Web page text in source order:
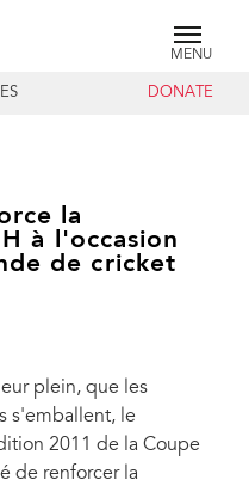
MENU
DONATE
la
à l'occasion
de cricket
plein, que les
s'emballent, le
2011 de la Coupe
de renforcer la